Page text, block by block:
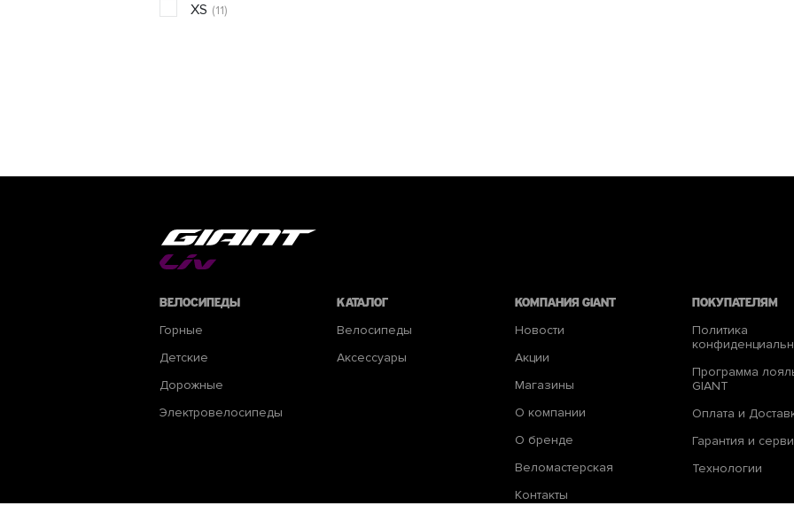
XS (11)
Велосипеды
Горные
Детские
Дорожные
Электровелосипеды
Каталог
Велосипеды
Аксессуары
КОМПАНИЯ giant
Новости
Акции
Магазины
О компании
О бренде
Веломастерская
Контакты
Покупателям
Политика
Программа
GIANT
Оплата и
Гарантия и
Технологии